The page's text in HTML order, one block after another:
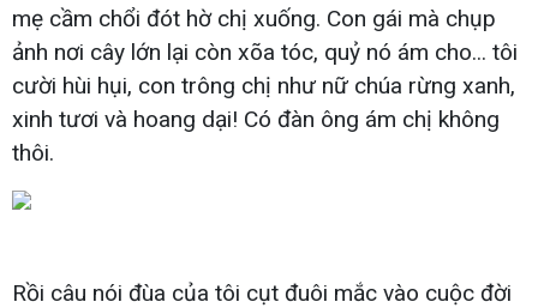
mẹ cầm chổi đót hờ chị xuống. Con gái mà chụp
ảnh nơi cây lớn lại còn xõa tóc, quỷ nó ám cho... tôi
cười hùi hụi, con trông chị như nữ chúa rừng xanh,
xinh tươi và hoang dại! Có đàn ông ám chị không
thôi.
Rồi câu nói đùa của tôi cụt đuôi mắc vào cuộc đời